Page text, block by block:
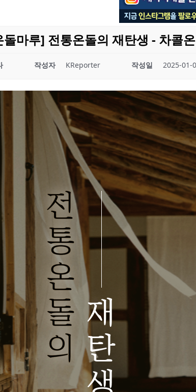
돌마루] 전통온돌의 재탄생 - 차콜
작성자 KReporter 작성일 2025-01-